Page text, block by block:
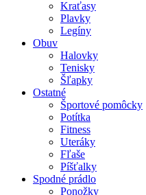
Kraťasy
Plavky
Legíny
Obuv
Halovky
Tenisky
Šľapky
Ostatné
Športové pomôcky
Potítka
Fitness
Uteráky
Fľaše
Píšťalky
Spodné prádlo
Ponožky